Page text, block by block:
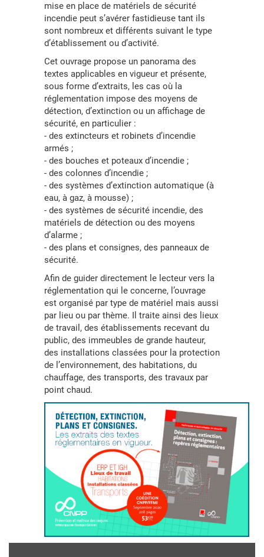
mise en place de matériels de sécurité
incendie peut s’avérer fastidieuse tant ils
sont nombreux et différents suivant le type
d’établissement ou d’activité.
Cet ouvrage propose un panorama des
textes applicables en vigueur et présente,
sous forme d’extraits, les cas où la
réglementation impose des moyens de
détection, d’extinction ou un affichage de
sécurité, en particulier :
- des extincteurs et robinets d’incendie
armés ;
- des bouches et poteaux d’incendie ;
- des colonnes d’incendie ;
- des systèmes d’extinction automatique (à
eau, à gaz, à mousse) ;
- des systèmes de sécurité incendie, des
matériels de détection ou des moyens
d’alarme ;
- des plans et consignes, des panneaux de
sécurité.
Afin de guider directement le lecteur vers la
réglementation qui le concerne, l’ouvrage
est organisé par type de matériel mais aussi
par lieu ou par thème. Il traite ainsi des lieux
de travail, des établissements recevant du
public, des immeubles de grande hauteur,
des installations classées pour la protection
de l’environnement, des habitations, du
chauffage, des transports, des travaux par
point chaud.